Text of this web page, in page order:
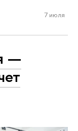
7 июля
—